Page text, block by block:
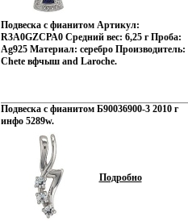
Подвеска с фианитом Артикул:
R3A0GZCPA0 Средний вес: 6,25 г Проба:
Ag925 Материал: серебро Производитель:
Chete вфчыш and Laroche.
Подвеска с фианитом Б90036900-3 2010 г
инфо 5289w.
Подробно